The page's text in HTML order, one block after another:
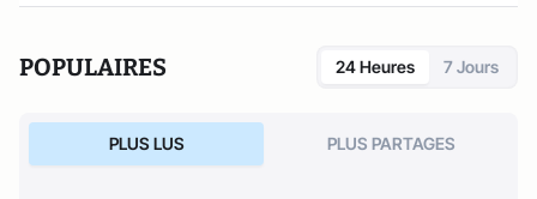
POPULAIRES 24 Heures 7 Jours
PLUS LUS PLUS PARTAGES